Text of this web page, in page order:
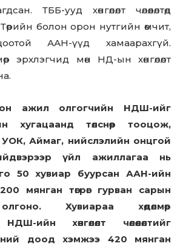
ТББ-ууд хөнгөлөлт чөлөөлөлтөд
болон орон нутгийн өмчит,
ААН-үүд хамаарахгүй.
эрхлэгчид мөн НД-ын хөнгөлөлт
ажил олгогчийн НДШ-ийг
хугацаанд төлснөөр тооцож,
Аймаг, нийслэлийн онцгой
үйл ажиллагаа нь
50 хувиар буурсан ААН-ийн
мянган төгрөг гурван сарын
Хувиараа хөдөлмөр
ийн хөнгөлөлт чөлөөлөлтийг
доод хэмжээ 420 мянган